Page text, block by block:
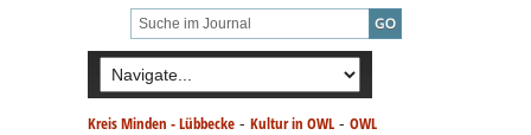
Kreis Minden - Lübbecke - Kultur in OWL - OWL